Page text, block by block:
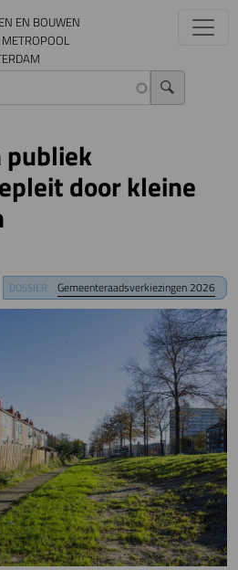
EN BOUWEN
publiek
door kleine
DOSSIER Gemeenteraadsverkiezingen 2026